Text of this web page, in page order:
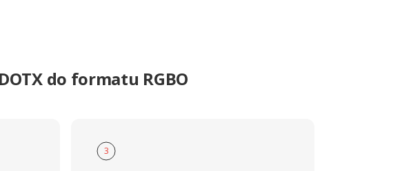
do formatu RGBO
3